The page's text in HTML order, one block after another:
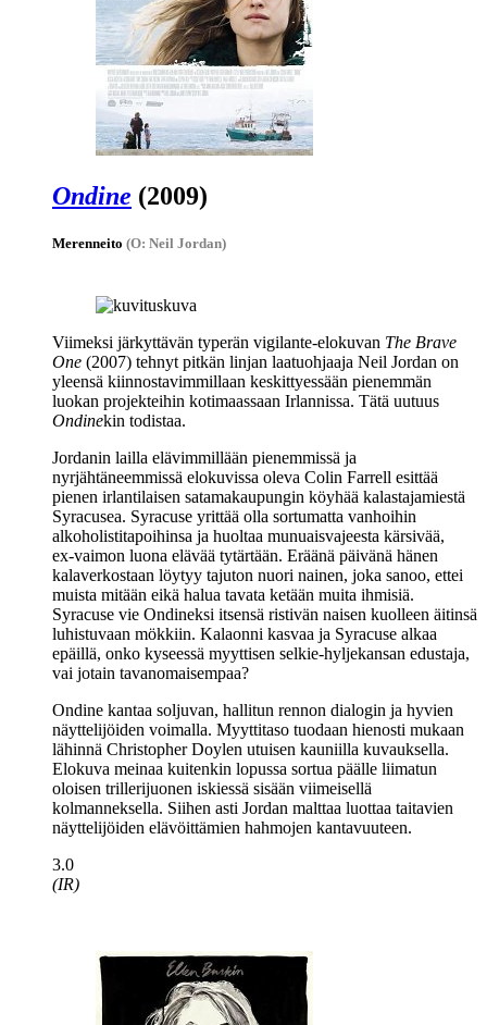
Ondine (2009)
Merenneito (O: Neil Jordan)
Viimeksi järkyttävän typerän vigilante-elokuvan The Brave
One (2007) tehnyt pitkän linjan laatuohjaaja Neil Jordan on
yleensä kiinnostavimmillaan keskittyessään pienemmän
luokan projekteihin kotimaassaan Irlannissa. Tätä uutuus
Ondinekin todistaa.
Jordanin lailla elävimmillään pienemmissä ja
nyrjähtäneemmissä elokuvissa oleva Colin Farrell esittää
pienen irlantilaisen satamakaupungin köyhää kalastajamiestä
Syracusea. Syracuse yrittää olla sortumatta vanhoihin
alkoholistitapoihinsa ja huoltaa munuaisvajeesta kärsivää,
ex‑vaimon luona elävää tytärtään. Eräänä päivänä hänen
kalaverkostaan löytyy tajuton nuori nainen, joka sanoo, ettei
muista mitään eikä halua tavata ketään muita ihmisiä.
Syracuse vie Ondineksi itsensä ristivän naisen kuolleen äitinsä
luhistuvaan mökkiin. Kalaonni kasvaa ja Syracuse alkaa
epäillä, onko kyseessä myyttisen selkie-hyljekansan edustaja,
vai jotain tavanomaisempaa?
Ondine kantaa soljuvan, hallitun rennon dialogin ja hyvien
näyttelijöiden voimalla. Myyttitaso tuodaan hienosti mukaan
lähinnä Christopher Doylen utuisen kauniilla kuvauksella.
Elokuva meinaa kuitenkin lopussa sortua päälle liimatun
oloisen trillerijuonen iskiessä sisään viimeisellä
kolmanneksella. Siihen asti Jordan malttaa luottaa taitavien
näyttelijöiden elävöittämien hahmojen kantavuuteen.
3.0
(IR)